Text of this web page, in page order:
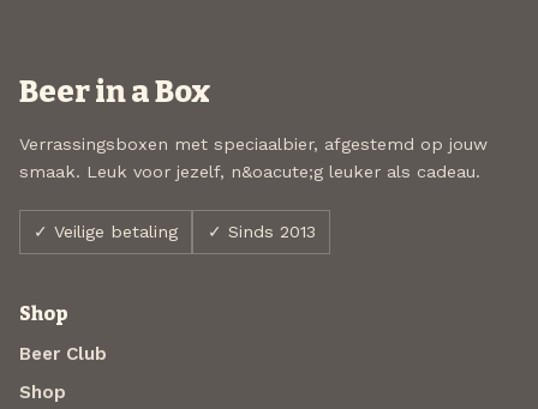
Beer in a Box
Verrassingsboxen met speciaalbier, afgestemd op jouw
smaak. Leuk voor jezelf, n&oacute;g leuker als cadeau.
✓ Veilige betaling ✓ Sinds 2013
Shop
Beer Club
Shop